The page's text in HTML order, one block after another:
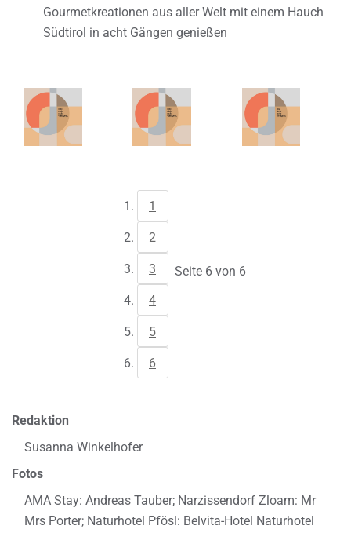
Gourmetkreationen aus aller Welt mit einem Hauch
Südtirol in acht Gängen genießen
1
2
3
4
5
6
Seite 6 von 6
Redaktion
Susanna Winkelhofer
Fotos
AMA Stay: Andreas Tauber; Narzissendorf Zloam: Mr
Mrs Porter; Naturhotel Pfösl: Belvita-Hotel Naturhotel